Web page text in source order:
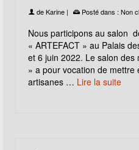
deKarine | Posté dans : Non
Nous participons au salon
« ARTEFACT » au Palais
et 6 juin 2022. Le salon des
» a pour vocation de
artisanes … Lire la suite